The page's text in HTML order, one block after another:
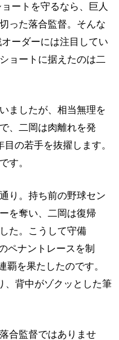
ートを守るなら、巨人
った落合監督。そんな
ーダーには注目してい
ョートに据えたのは二
ましたが、相当無理を
、二岡は肉離れを発
の若手を抜擢します。
す。
り。持ち前の野球セン
を奪い、二岡は復帰
た。こうして守備
ペナントレースを制
を果たしたのです。
、背中がゾクッとした筆
合監督ではありませ